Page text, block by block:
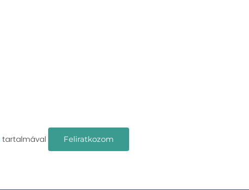
tartalmával Feliratkozom